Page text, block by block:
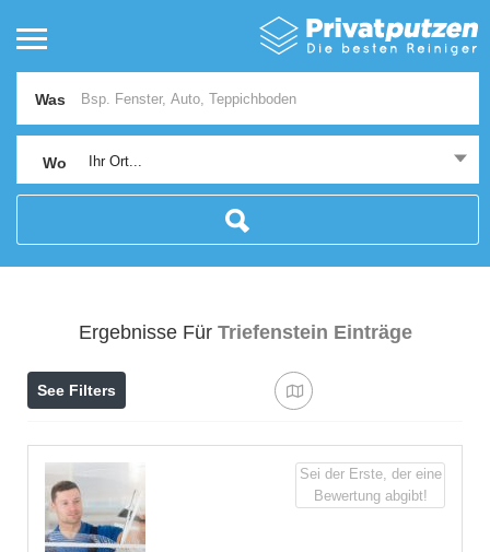
Was
Wo Ihr Ort...
Ergebnisse Für Triefenstein Einträge
See Filters
Sei der Erste, der eine
Bewertung abgibt!